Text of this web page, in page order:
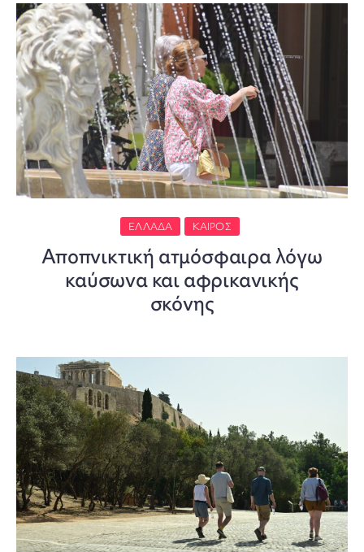
ΕΛΛΆΔΑ ΚΑΙΡΌΣ
Αποπνικτική ατμόσφαιρα λόγω
καύσωνα και αφρικανικής
σκόνης